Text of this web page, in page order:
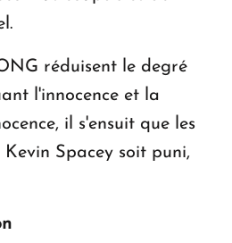
réduisent le degré
l'innocence et la
il s'ensuit que les
Spacey soit puni,